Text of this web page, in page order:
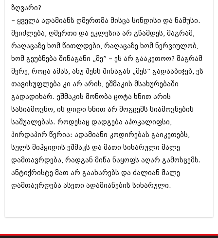
ზღვარი?
– ყველა ადამიანს ღმერთმა მისცა სინდისი და ნამუსი.
შეიძლება, ღმერთი და ეკლესია არ გწამდეს, მაგრამ,
რაღაცაზე ხომ წითლდები, რაღაცაზე ხომ ნერვიულობ,
ხომ გეუბნება შინაგანი „მე” – ეს არ გააკეთოო? მაგრამ
მერე, როცა ამას, ანუ შენს შინაგან „მეს” გადააბიჯებ, ეს
თავისუფლება კი არ არის, ეშმაკის მსახურებაში
გადადიხარ. ეშმაკის მონობა ცოტა ხნით არის
სასიამოვნო, ის დიდი ხნით არ მოგცემს სიამოვნების
საშუალებას. როდესაც დადგება აპოკალიფსი,
პირდაპირ წერია: ადამიანი კოდირებას გაიკეთებს,
სულს მიჰყიდის ეშმაკს და მათი სიხარული მალე
დამთავრდება, რადგან მიწა ნაყოფს აღარ გამოსცემს.
ანტიქრისტე მათ არ გაახარებს და ძალიან მალე
დამთავრდება ასეთი ადამიანების სიხარული.